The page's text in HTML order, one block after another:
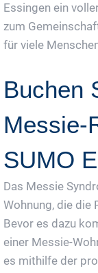
Essingen ein
zum
für viele
Buchen
Messie-
SUMO
Das Messie
Wohnung, die die
Bevor es dazu
einer Messie-
es mithilfe der